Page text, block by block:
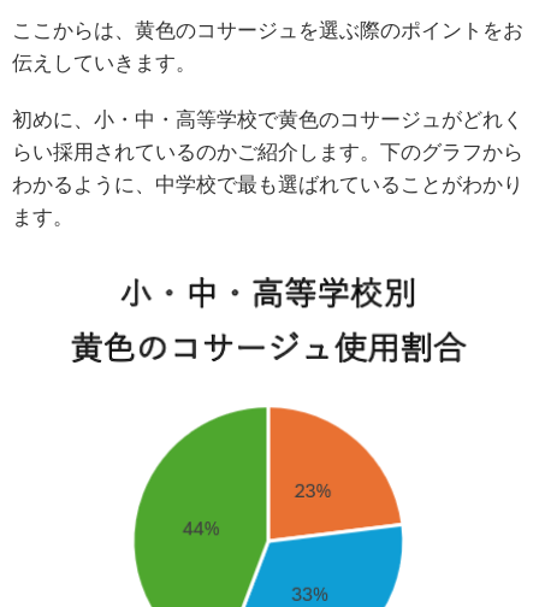
ここからは、黄色のコサージュを選ぶ際のポイントをお
伝えしていきます。
初めに、小・中・高等学校で黄色のコサージュがどれく
らい採用されているのかご紹介します。下のグラフから
わかるように、中学校で最も選ばれていることがわかり
ます。